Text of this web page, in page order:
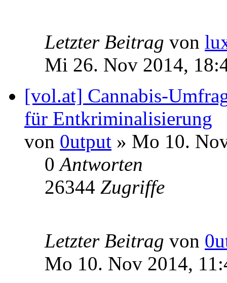
Letzter Beitrag von
Mi 26. Nov 2014,
[vol.at] Cannabis-
für Entkriminalisierung
von 0utput » Mo 10.
0Antworten
26344 Zugriffe
Letzter Beitrag von
Mo 10. Nov 2014,